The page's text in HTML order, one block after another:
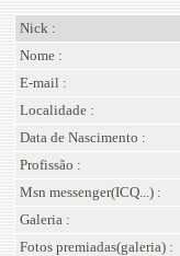
Nick :
Nome :
E-mail :
Localidade :
Data de Nascimento :
Profissão :
Msn messenger(ICQ...) :
Galeria :
Fotos premiadas(galeria) :